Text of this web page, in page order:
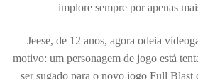
implore sempre por apenas
Jeese, de 12 anos, agora odeia
motivo: um personagem de jogo está
ser sugado para o novo jogo Full Blast